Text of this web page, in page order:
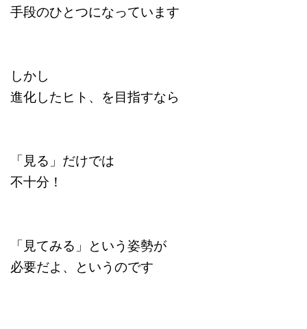
手段のひとつになっています
しかし
進化したヒト、を目指すなら
「見る」だけでは
不十分！
「見てみる」という姿勢が
必要だよ、というのです